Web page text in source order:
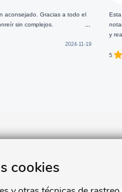
cookies
a todo el
...
Esta clínica me han
notas un buen ambiente
y realistas y al final ha